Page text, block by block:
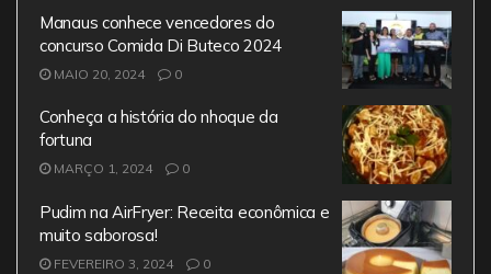
e
b
o
o
k
er l
s
A
p
gr
a
Manaus conhece vencedores do
concurso Comida Di Buteco 2024
MAIO 20, 2024 0
Conheça a história do nhoque da
fortuna
MARÇO 1, 2024 0
Pudim na AirFryer: Receita econômica e
muito saborosa!
FEVEREIRO 3, 2024 0